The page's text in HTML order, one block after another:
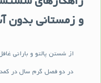
و زمستانی بدون
از شستن پالتو و بارانی
در دو فصل گرم سال در کمد